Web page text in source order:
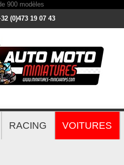
(0)473 19 07 43
RACING VOITURES